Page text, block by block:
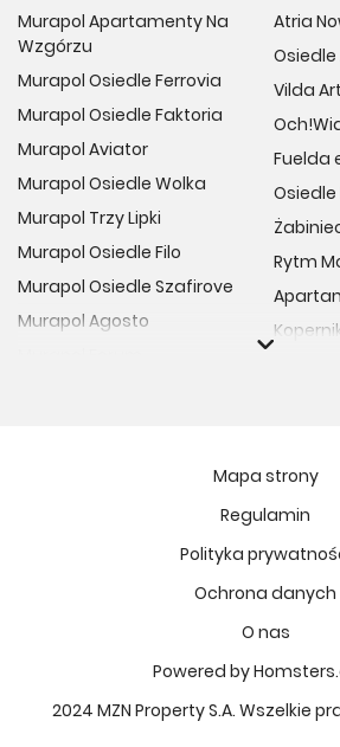
Murapol Apartamenty Na
Wzgórzu
Murapol Osiedle Ferrovia
Murapol Osiedle Faktoria
Murapol Aviator
Murapol Osiedle Wolka
Murapol Trzy Lipki
Murapol Osiedle Filo
Murapol Osiedle Szafirove
Murapol Agosto
Atria
Osiedle
Vilda
Fuelda
Rytm
Atrium -
Osiedle
VIVA
Mapa strony
Regulamin
Polityka
Ochrona danych
O nas
Powered by
2024 MZN Property S.A. Wszelkie